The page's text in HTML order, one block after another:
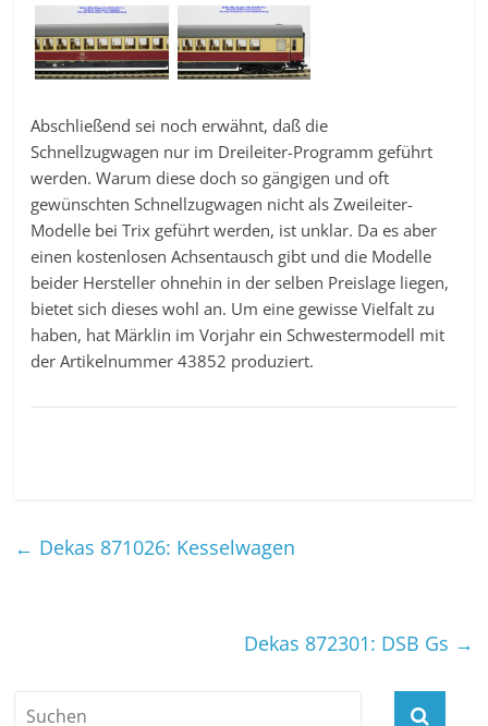
Abschließend sei noch erwähnt, daß die
Schnellzugwagen nur im Dreileiter-Programm geführt
werden. Warum diese doch so gängigen und oft
gewünschten Schnellzugwagen nicht als Zweileiter-
Modelle bei Trix geführt werden, ist unklar. Da es aber
einen kostenlosen Achsentausch gibt und die Modelle
beider Hersteller ohnehin in der selben Preislage liegen,
bietet sich dieses wohl an. Um eine gewisse Vielfalt zu
haben, hat Märklin im Vorjahr ein Schwestermodell mit
der Artikelnummer 43852 produziert.
← Dekas 871026: Kesselwagen
Dekas 872301: DSB Gs →